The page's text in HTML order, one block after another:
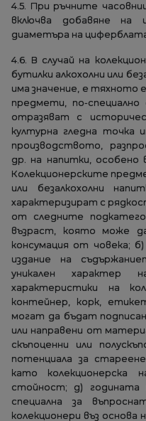
4.5. При ръчните
включва добавяне на
диаметъра на
4.6. В случай на
бутилки алкохолни или
има значение, е тяхното
предмети, по-
отразяват с
културна гледна
производството,
др. на напитки,
Колекционерските
или безалкохолни
характеризират с
от следните
възраст, която може
консумация от човека;
издание на
уникален характер
характеристики на
контейнер, корк,
могат да бъдат
или направени от
скъпоценни или
потенциала за
като колекционерска
стойност; д) годината
специална за
колекционери въз